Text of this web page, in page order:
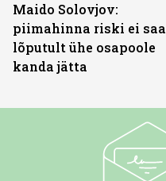
Maido Solovjov:
piimahinna riski ei saa
lõputult ühe osapoole
kanda jätta